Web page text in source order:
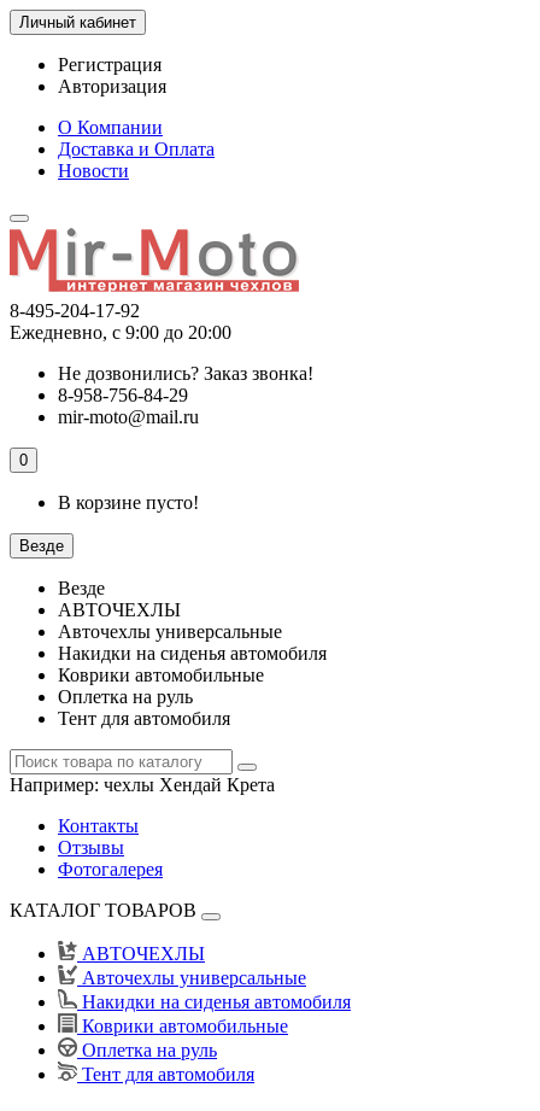
Личный кабинет
Регистрация
Авторизация
О Компании
Доставка и Оплата
Новости
8-495-204-17-92
Ежедневно, с 9:00 до 20:00
Не дозвонились? Заказ звонка!
8-958-756-84-29
mir-moto@mail.ru
0
В корзине пусто!
Везде
Везде
АВТОЧЕХЛЫ
Авточехлы универсальные
Накидки на сиденья автомобиля
Коврики автомобильные
Оплетка на руль
Тент для автомобиля
Например: чехлы Хендай Крета
Контакты
Отзывы
Фотогалерея
КАТАЛОГ ТОВАРОВ
АВТОЧЕХЛЫ
Авточехлы универсальные
Накидки на сиденья автомобиля
Коврики автомобильные
Оплетка на руль
Тент для автомобиля